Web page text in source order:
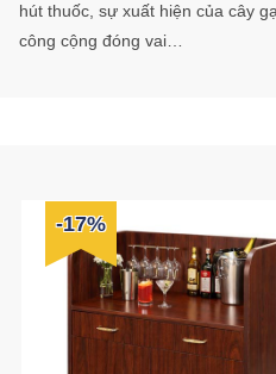
hút thuốc, sự xuất hiện của cây
công cộng đóng vai…
-17%